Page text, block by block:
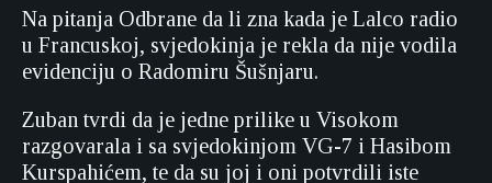
Na pitanja Odbrane da li zna kada je Lalco radio
u Francuskoj, svjedokinja je rekla da nije vodila
evidenciju o Radomiru Šušnjaru.
Zuban tvrdi da je jedne prilike u Visokom
razgovarala i sa svjedokinjom VG-7 i Hasibom
Kurspahićem, te da su joj i oni potvrdili iste